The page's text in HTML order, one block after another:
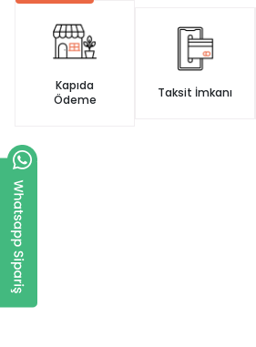
Kapıda
Ödeme
Taksit İmkanı